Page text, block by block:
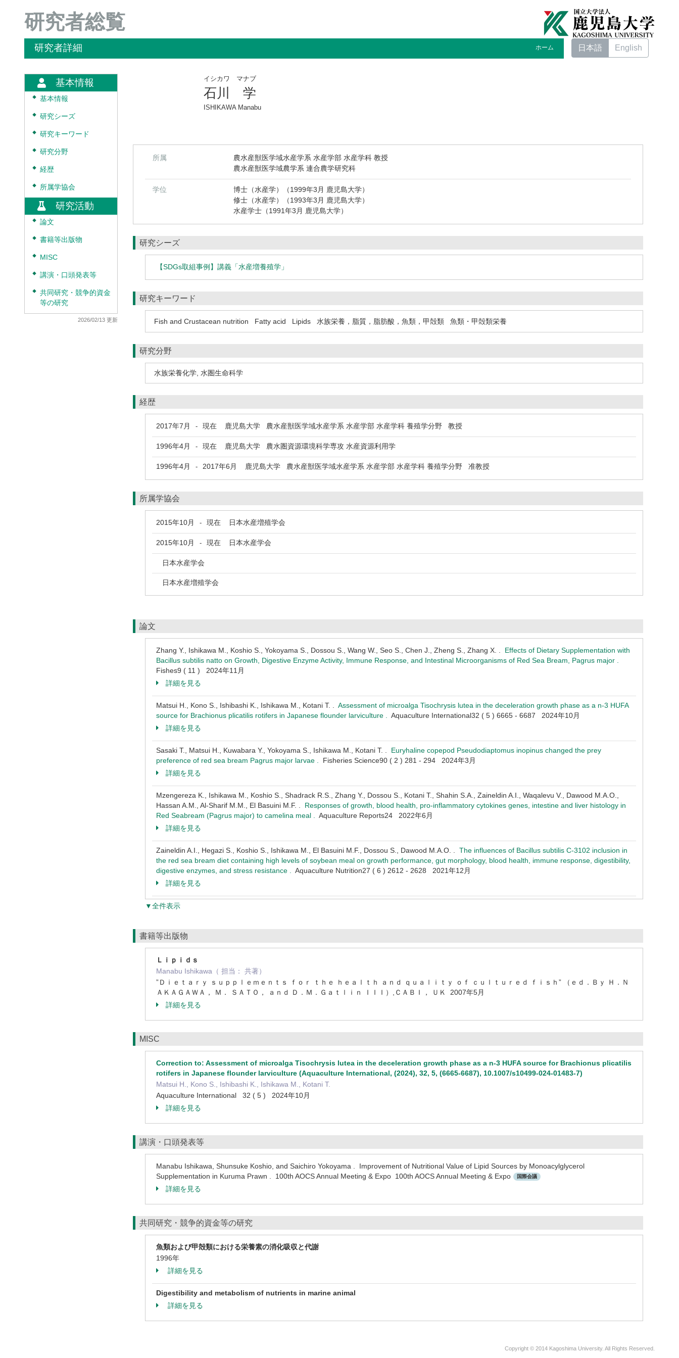
研究者総覧
研究者詳細 ホーム 日本語 English
基本情報
◆ 基本情報
◆ 研究シーズ
◆ 研究キーワード
◆ 研究分野
◆ 経歴
◆ 所属学協会
研究活動
◆ 論文
◆ 書籍等出版物
◆ MISC
◆ 講演・口頭発表等
◆
共同研究・競争的資金
等の研究
2026/02/13 更新
イシカワ マナブ
石川 学
ISHIKAWA Manabu
所属
農水産獣医学域水産学系 水産学部 水産学科 教授
農水産獣医学域農学系 連合農学研究科
学位
博士（水産学）（1999年3月 鹿児島大学）
修士（水産学）（1993年3月 鹿児島大学）
水産学士（1991年3月 鹿児島大学）
研究シーズ
【SDGs取組事例】講義「水産増養殖学」
研究キーワード
Fish and Crustacean nutrition Fatty acid Lipids 水族栄養，脂質，脂肪酸，魚類，甲殻類 魚類・甲殻類栄養
研究分野
水族栄養化学 水圏生命科学
経歴
2017年7月 - 現在 鹿児島大学 農水産獣医学域水産学系 水産学部 水産学科 養殖学分野 教授
1996年4月 - 現在 鹿児島大学 農水圏資源環境科学専攻 水産資源利用学
1996年4月 - 2017年6月 鹿児島大学 農水産獣医学域水産学系 水産学部 水産学科 養殖学分野 准教授
所属学協会
2015年10月 - 現在 日本水産増殖学会
2015年10月 - 現在 日本水産学会
日本水産学会
日本水産増殖学会
論文
Zhang Y., Ishikawa M., Koshio S., Yokoyama S., Dossou S., Wang W., Seo S., Chen J., Zheng S., Zhang X. . Effects of Dietary Supplementation with
Bacillus subtilis natto on Growth, Digestive Enzyme Activity, Immune Response, and Intestinal Microorganisms of Red Sea Bream, Pagrus major .
Fishes9 ( 11 ) 2024年11月
詳細を見る
Matsui H., Kono S., Ishibashi K., Ishikawa M., Kotani T. . Assessment of microalga Tisochrysis lutea in the deceleration growth phase as a n-3 HUFA
source for Brachionus plicatilis rotifers in Japanese flounder larviculture . Aquaculture International32 ( 5 ) 6665 - 6687 2024年10月
詳細を見る
Sasaki T., Matsui H., Kuwabara Y., Yokoyama S., Ishikawa M., Kotani T. . Euryhaline copepod Pseudodiaptomus inopinus changed the prey
preference of red sea bream Pagrus major larvae . Fisheries Science90 ( 2 ) 281 - 294 2024年3月
詳細を見る
Mzengereza K., Ishikawa M., Koshio S., Shadrack R.S., Zhang Y., Dossou S., Kotani T., Shahin S.A., Zaineldin A.I., Waqalevu V., Dawood M.A.O.,
Hassan A.M., Al-Sharif M.M., El Basuini M.F. . Responses of growth, blood health, pro-inflammatory cytokines genes, intestine and liver histology in
Red Seabream (Pagrus major) to camelina meal . Aquaculture Reports24 2022年6月
詳細を見る
Zaineldin A.I., Hegazi S., Koshio S., Ishikawa M., El Basuini M.F., Dossou S., Dawood M.A.O. . The influences of Bacillus subtilis C-3102 inclusion in
the red sea bream diet containing high levels of soybean meal on growth performance, gut morphology, blood health, immune response, digestibility,
digestive enzymes, and stress resistance . Aquaculture Nutrition27 ( 6 ) 2612 - 2628 2021年12月
詳細を見る
▼全件表示
書籍等出版物
Ｌｉｐｉｄｓ
Manabu Ishikawa（ 担当： 共著）
”Ｄｉｅｔａｒｙ ｓｕｐｐｌｅｍｅｎｔｓ ｆｏｒ ｔｈｅ ｈｅａｌｔｈ ａｎｄ ｑｕａｌｉｔｙ ｏｆ ｃｕｌｔｕｒｅｄ ｆｉｓｈ” （ｅｄ．Ｂｙ Ｈ．Ｎ
ＡＫＡＧＡＷＡ， Ｍ． ＳＡＴＯ， ａｎｄ Ｄ．Ｍ．Ｇａｔｌｉｎ ＩＩＩ）,ＣＡＢＩ， ＵＫ 2007年5月
詳細を見る
MISC
Correction to: Assessment of microalga Tisochrysis lutea in the deceleration growth phase as a n-3 HUFA source for Brachionus plicatilis
rotifers in Japanese flounder larviculture (Aquaculture International, (2024), 32, 5, (6665-6687), 10.1007/s10499-024-01483-7)
Matsui H., Kono S., Ishibashi K., Ishikawa M., Kotani T.
Aquaculture International 32 ( 5 ) 2024年10月
詳細を見る
講演・口頭発表等
Manabu Ishikawa, Shunsuke Koshio, and Saichiro Yokoyama . Improvement of Nutritional Value of Lipid Sources by Monoacylglycerol
Supplementation in Kuruma Prawn . 100th AOCS Annual Meeting & Expo 100th AOCS Annual Meeting & Expo
国際会議
詳細を見る
共同研究・競争的資金等の研究
魚類および甲殻類における栄養素の消化吸収と代謝
1996年
詳細を見る
Digestibility and metabolism of nutrients in marine animal
詳細を見る
Copyright © 2014 Kagoshima University. All Rights Reserved.